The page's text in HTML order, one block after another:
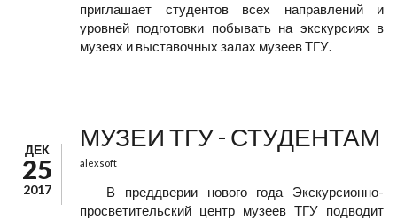
приглашает студентов всех направлений и
уровней подготовки побывать на экскурсиях в
музеях и выставочных залах музеев ТГУ.
ДЕК
25
2017
МУЗЕИ ТГУ - СТУДЕНТАМ
alexsoft
В преддверии нового года Экскурсионно-
просветительский центр музеев ТГУ подводит